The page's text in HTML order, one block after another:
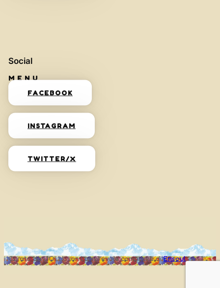
Social
FACEBOOK
INSTAGRAM
TWITTER/X
Curato da UOLLI, con l’amorevole complicità diEnsoul